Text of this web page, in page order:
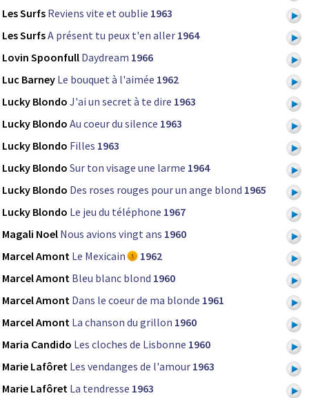
Les Surfs Reviens vite et oublie 1963
Les SurfsA présent tu peux t'en aller 1964
Lovin Spoonfull Daydream 1966
Luc Barney Le bouquet à l'aimée 1962
Lucky Blondo J'ai un secret à te dire 1963
Lucky Blondo Au coeur du silence 1963
Lucky Blondo Filles 1963
Lucky Blondo Sur ton visage une larme 1964
Lucky Blondo Des roses rouges pour un ange blond 1965
Lucky Blondo Le jeu du téléphone 1967
Magali Noel Nous avions vingt ans 1960
Marcel Amont Le Mexicain
1962
Marcel Amont Bleu blanc blond 1960
Marcel Amont Dans le coeur de ma blonde 1961
Marcel Amont La chanson du grillon 1960
Maria Candido Les cloches de Lisbonne 1960
Marie Lafôret Les vendanges de l'amour 1963
Marie Lafôret La tendresse 1963